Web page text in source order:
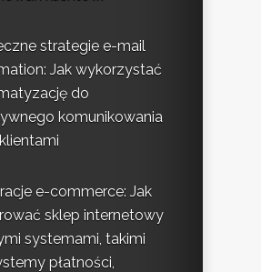
strategie e-mail
Jak wykorzystać
do
komunikowania
e-commerce: Jak
sklep internetowy
systemami, takimi
płatności,